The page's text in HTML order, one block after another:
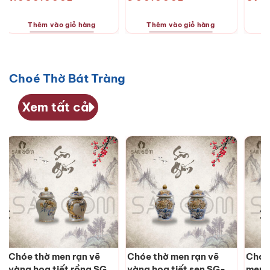
Thêm vào giỏ hàng Thêm vào giỏ hàng
Choé Thờ Bát Tràng
Xem tất cả
Chóe thờ men rạn vẽ
Chóe thờ men rạn vẽ